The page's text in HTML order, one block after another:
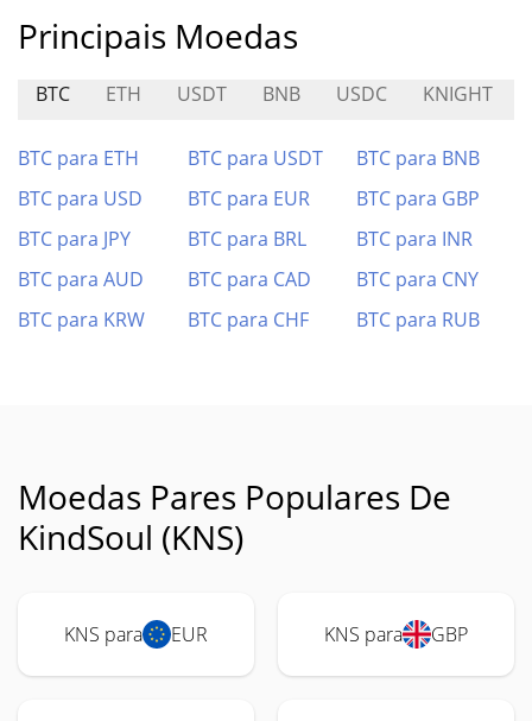
Principais Moedas
BTC ETH USDT BNB USDC KNIGHT
BTC para ETH BTC para USDT
BTC para BNB
BTC para USD
BTC para EUR
BTC para GBP
BTC para JPY
BTC para BRL
BTC para INR
BTC para AUD
BTC para CAD
BTC para CNY
BTC para KRW
BTC para CHF BTC para RUB
Moedas Pares Populares De
KindSoul (KNS)
KNS para EUR KNS para GBP